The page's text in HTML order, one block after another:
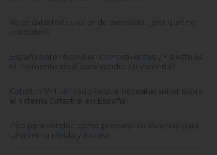
Valor catastral vs valor de mercado: ¿por qué no
coinciden?
España bate récord en compraventas: ¿Y si este es
el momento ideal para vender tu vivienda?
Catastro Virtual: todo lo que necesitas saber sobre
el sistema Catastral en España
Piso para vender: cómo preparar tu vivienda para
una venta rápida y exitosa